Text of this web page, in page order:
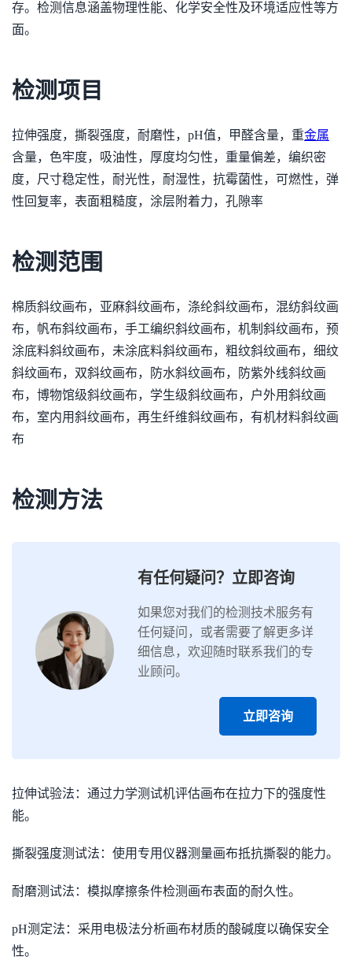
存。检测信息涵盖物理性能、化学安全性及环境适应性等方
面。
检测项目
拉伸强度，撕裂强度，耐磨性，pH值，甲醛含量，重金属
含量，色牢度，吸油性，厚度均匀性，重量偏差，编织密
度，尺寸稳定性，耐光性，耐湿性，抗霉菌性，可燃性，弹
性回复率，表面粗糙度，涂层附着力，孔隙率
检测范围
棉质斜纹画布，亚麻斜纹画布，涤纶斜纹画布，混纺斜纹画
布，帆布斜纹画布，手工编织斜纹画布，机制斜纹画布，预
涂底料斜纹画布，未涂底料斜纹画布，粗纹斜纹画布，细纹
斜纹画布，双斜纹画布，防水斜纹画布，防紫外线斜纹画
布，博物馆级斜纹画布，学生级斜纹画布，户外用斜纹画
布，室内用斜纹画布，再生纤维斜纹画布，有机材料斜纹画
布
检测方法
有任何疑问？立即咨询
如果您对我们的检测技术服务有
任何疑问，或者需要了解更多详
细信息，欢迎随时联系我们的专
业顾问。
立即咨询
拉伸试验法：通过力学测试机评估画布在拉力下的强度性
能。
撕裂强度测试法：使用专用仪器测量画布抵抗撕裂的能力。
耐磨测试法：模拟摩擦条件检测画布表面的耐久性。
pH测定法：采用电极法分析画布材质的酸碱度以确保安全
性。